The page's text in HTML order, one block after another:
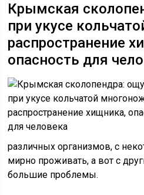
Крымская
при укусе
распространение
опасность для
различных организмов, с
мирно проживать, а вот с
большие проблемы.